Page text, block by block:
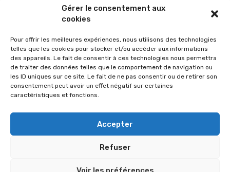
Gérer le consentement aux
cookies
Pour offrir les meilleures expériences, nous utilisons des technologies
telles que les cookies pour stocker et/ou accéder aux informations
des appareils. Le fait de consentir à ces technologies nous permettra
de traiter des données telles que le comportement de navigation ou
les ID uniques sur ce site. Le fait de ne pas consentir ou de retirer son
consentement peut avoir un effet négatif sur certaines
caractéristiques et fonctions.
Accepter
Refuser
TOP-PARENTS 22 août 2020